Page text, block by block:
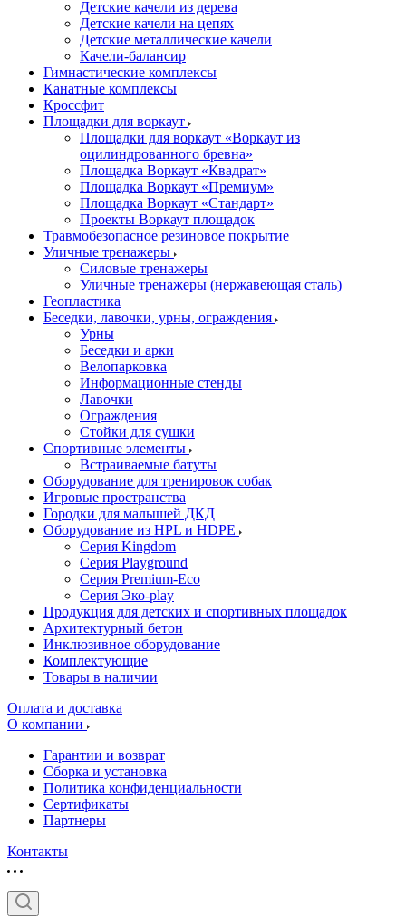
Детские качели из дерева
Детские качели на цепях
Детские металлические качели
Качели-балансир
Гимнастические комплексы
Канатные комплексы
Кроссфит
Площадки для воркаут
Площадки для воркаут «Воркаут из
оцилиндрованного бревна»
Площадка Воркаут «Квадрат»
Площадка Воркаут «Премиум»
Площадка Воркаут «Стандарт»
Проекты Воркаут площадок
Травмобезопасное резиновое покрытие
Уличные тренажеры
Силовые тренажеры
Уличные тренажеры (нержавеющая сталь)
Геопластика
Беседки, лавочки, урны, ограждения
Урны
Беседки и арки
Велопарковка
Информационные стенды
Лавочки
Ограждения
Стойки для сушки
Спортивные элементы
Встраиваемые батуты
Оборудование для тренировок собак
Игровые пространства
Городки для малышей ДКД
Оборудование из HPL и HDPE
Серия Kingdom
Серия Playground
Серия Premium-Eco
Серия Эко-play
Продукция для детских и спортивных площадок
Архитектурный бетон
Инклюзивное оборудование
Комплектующие
Товары в наличии
Оплата и доставка
О компании
Гарантии и возврат
Сборка и установка
Политика конфиденциальности
Сертификаты
Партнеры
Контакты